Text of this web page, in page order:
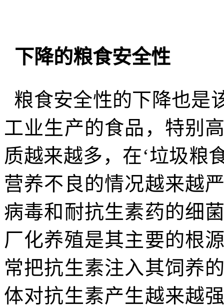
下降的粮食安全性
粮食安全性的下降也是
工业生产的食品，特别
质越来越多，在‘垃圾粮
营养不良的情况越来越
病毒和耐抗生素药的细
厂化养殖是其主要的根
常把抗生素注入其饲养
体对抗生素产生越来越